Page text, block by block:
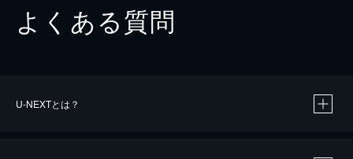
よくある質問
U-NEXTとは？